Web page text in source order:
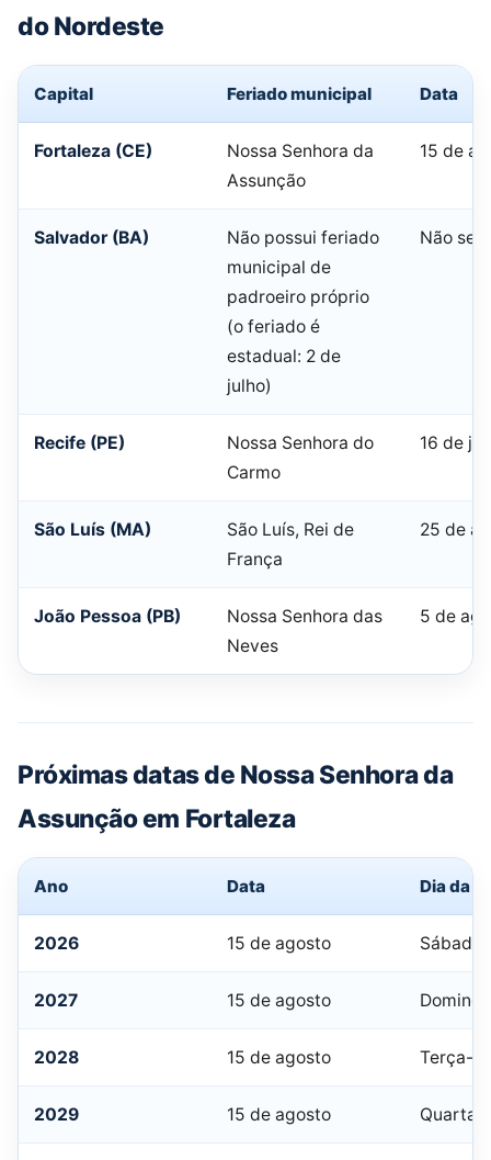
do Nordeste
Capital Feriado municipal Data
Fortaleza (CE)
Nossa Senhora da
Assunção
15 de
Salvador (BA)
Não possui feriado
municipal de
padroeiro próprio
(o feriado é
estadual: 2 de
julho)
Não se
Recife (PE)
Nossa Senhora do
Carmo
16 de
São Luís (MA)
São Luís, Rei de
França
25 de
João Pessoa (PB)
Nossa Senhora das
Neves
5 de
Próximas datas de Nossa Senhora da
Assunção em Fortaleza
Ano Data Dia da
2026 15 de agosto Sábado
2027 15 de agosto Domingo
2028 15 de agosto Terça-
2029 15 de agosto Quarta-